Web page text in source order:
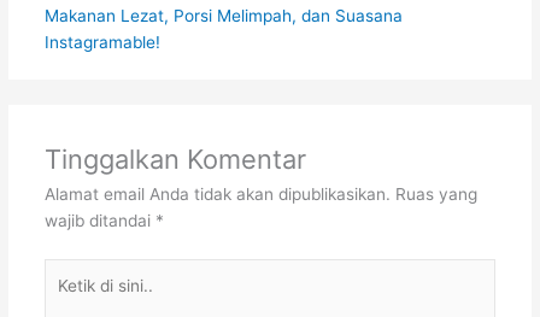
Makanan Lezat, Porsi Melimpah, dan Suasana
Instagramable!
Tinggalkan Komentar
Alamat email Anda tidak akan dipublikasikan. Ruas yang
wajib ditandai *